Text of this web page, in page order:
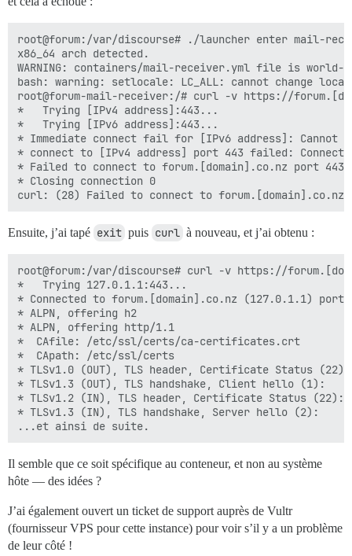
root@forum:/var/discourse# ./launcher enter mail-
x86_64 arch detected.
WARNING: containers/mail-receiver.yml file is
bash: warning: setlocale: LC_ALL: cannot change
root@forum-mail-receiver:/# curl -v https://
*   Trying [IPv4 address]:443...
*   Trying [IPv6 address]:443...
* Immediate connect fail for [IPv6 address]: Cannot
* connect to [IPv4 address] port 443 failed:
* Failed to connect to forum.[domain].co.nz port 443:
* Closing connection 0
Ensuite, j’ai tapé exit puis curl à nouveau, et j’ai obtenu :
root@forum:/var/discourse# curl -v https://
*   Trying 127.0.1.1:443...
* Connected to forum.[domain].co.nz (127.0.1.1) port
* ALPN, offering h2
* ALPN, offering http/1.1
*  CAfile: /etc/ssl/certs/ca-certificates.crt
*  CApath: /etc/ssl/certs
* TLSv1.0 (OUT), TLS header, Certificate Status (22):
* TLSv1.3 (OUT), TLS handshake, Client hello (1):
* TLSv1.2 (IN), TLS header, Certificate Status (22):
* TLSv1.3 (IN), TLS handshake, Server hello (2):
Il semble que ce soit spécifique au conteneur, et non au système
hôte — des idées ?
J’ai également ouvert un ticket de support auprès de Vultr
(fournisseur VPS pour cette instance) pour voir s’il y a un problème
de leur côté !